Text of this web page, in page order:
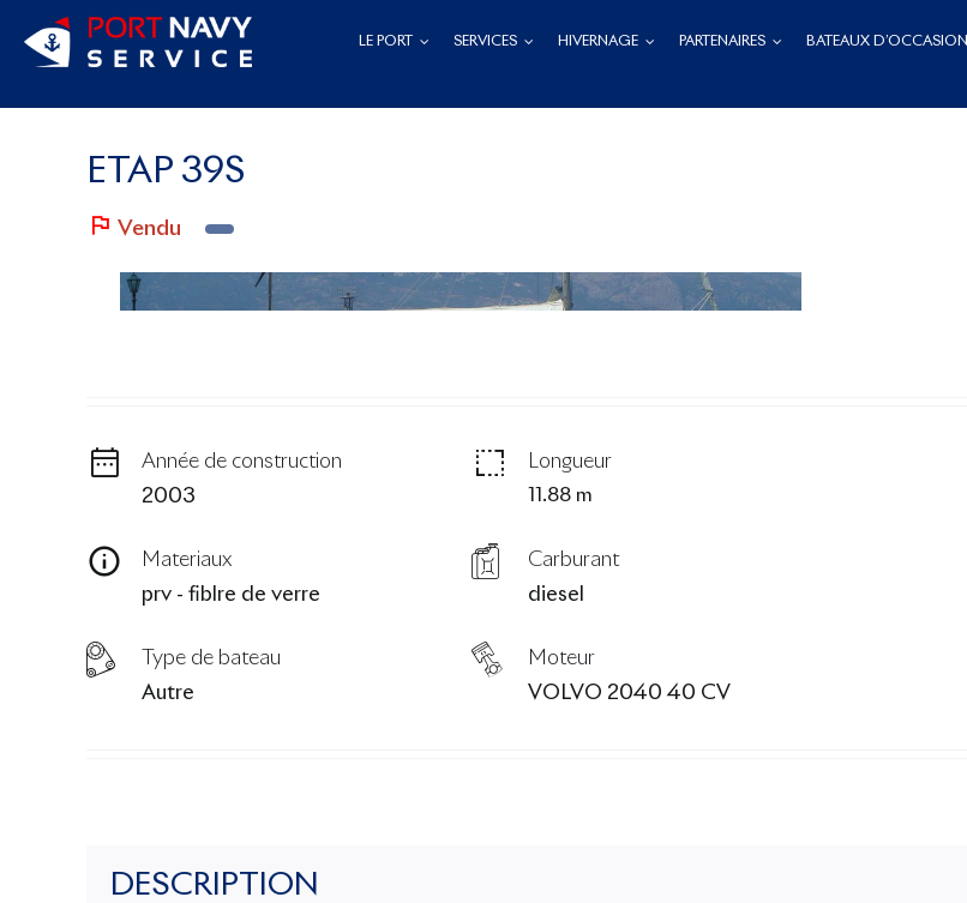
Passer
LE PORT SERVICES HIVERNAGE PARTENAIRES BATEAUX D’OCCASION
ETAP 39S
Vendu
Année de construction
2003
Longueur
11.88 m
Materiaux
prv - fiblre de verre
Carburant
diesel
Type de bateau
Autre
Moteur
VOLVO 2040 40 CV
DESCRIPTION